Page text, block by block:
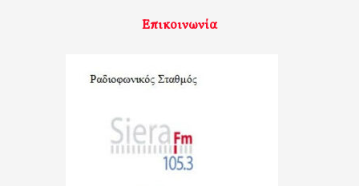
Επικοινωνία